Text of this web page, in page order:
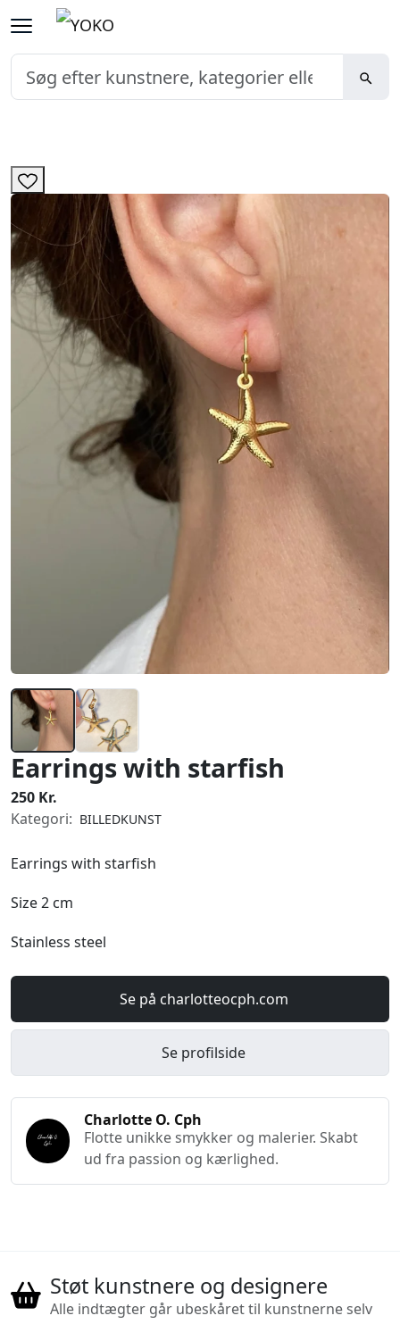
Earrings with starfish
250 Kr.
Kategori: BILLEDKUNST
Earrings with starfish
Size 2 cm
Stainless steel
Se på charlotteocph.com
Se profilside
Charlotte O. Cph
Flotte unikke smykker og malerier. Skabt
ud fra passion og kærlighed.
Støt kunstnere og designere
Alle indtægter går ubeskåret til kunstnerne selv